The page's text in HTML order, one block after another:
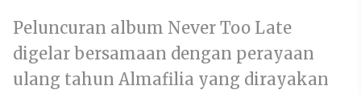
Peluncuran album Never Too Late
digelar bersamaan dengan perayaan
ulang tahun Almafilia yang dirayakan